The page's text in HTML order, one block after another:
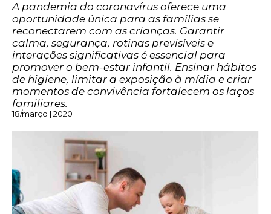
A pandemia do coronavírus oferece uma
oportunidade única para as famílias se
reconectarem com as crianças. Garantir
calma, segurança, rotinas previsíveis e
interações significativas é essencial para
promover o bem-estar infantil. Ensinar hábitos
de higiene, limitar a exposição à mídia e criar
momentos de convivência fortalecem os laços
familiares.
18/março | 2020